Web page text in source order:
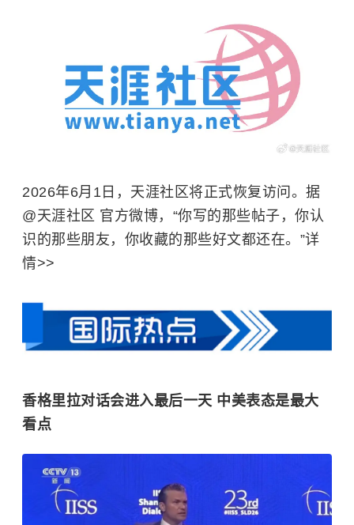
2026年6月1日，天涯社区将正式恢复访问。据
@天涯社区 官方微博，“你写的那些帖子，你认
识的那些朋友，你收藏的那些好文都还在。”详
情>>
香格里拉对话会进入最后一天 中美表态是最大
看点